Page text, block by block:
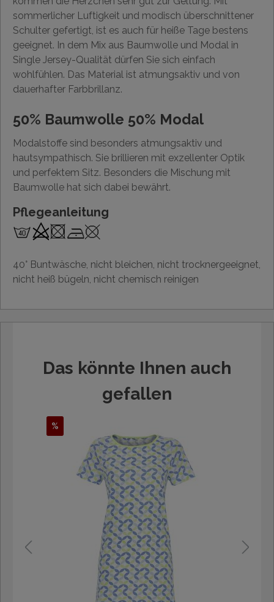
sommerlicher Luftigkeit und modisch überschnittener
Schulter gefertigt, ist es auch für heiße Tage bestens
geeignet. In dem Mix aus Baumwolle und Modal in
Single Jersey-Qualität dürfen Sie sich einfach
wohlfühlen. Das Material ist atmungsaktiv und von
dauerhafter Farbbrillanz.
50% Baumwolle 50% Modal
Modalstoffe sind besonders atmungsaktiv und
hautsympathisch. Sie brillieren mit exzellenter Optik
und perfektem Sitz. Besonders die Mischung mit
Baumwolle hat sich dabei bewährt.
Pflegeanleitung
40° Buntwäsche, nicht bleichen, nicht trocknergeeignet,
nicht heiß bügeln, nicht chemisch reinigen
Das könnte Ihnen auch
gefallen
%